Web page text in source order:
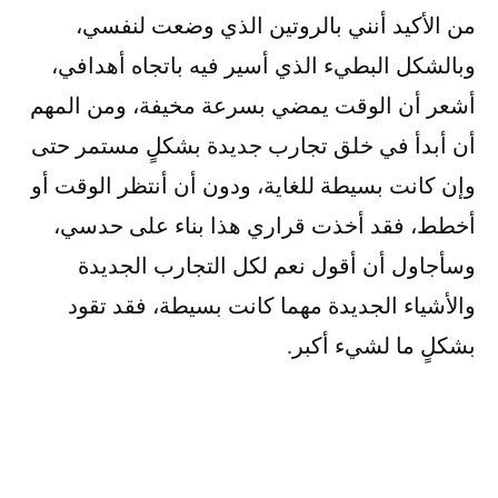
من الأكيد أنني بالروتين الذي وضعت لنفسي،
وبالشكل البطيء الذي أسير فيه باتجاه أهدافي،
أشعر أن الوقت يمضي بسرعة مخيفة، ومن المهم
أن أبدأ في خلق تجارب جديدة بشكلٍ مستمر حتى
وإن كانت بسيطة للغاية، ودون أن أنتظر الوقت أو
أخطط، فقد أخذت قراري هذا بناء على حدسي،
وسأجاول أن أقول نعم لكل التجارب الجديدة
والأشياء الجديدة مهما كانت بسيطة، فقد تقود
بشكلٍ ما لشيء أكبر.